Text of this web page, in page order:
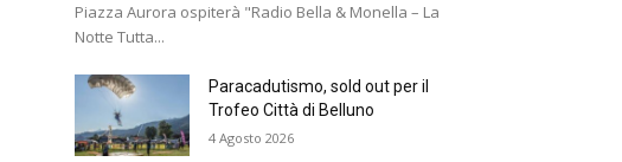
Piazza Aurora ospiterà "Radio Bella & Monella – La
Notte Tutta...
Paracadutismo, sold out per il
Trofeo Città di Belluno
4 Agosto 2026